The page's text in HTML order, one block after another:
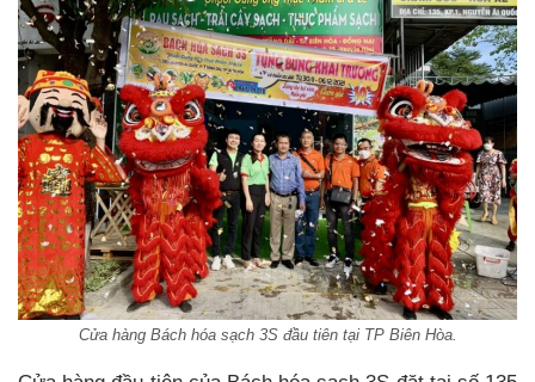
Cửa hàng Bách hóa sạch 3S đầu tiên tại TP Biên Hòa.